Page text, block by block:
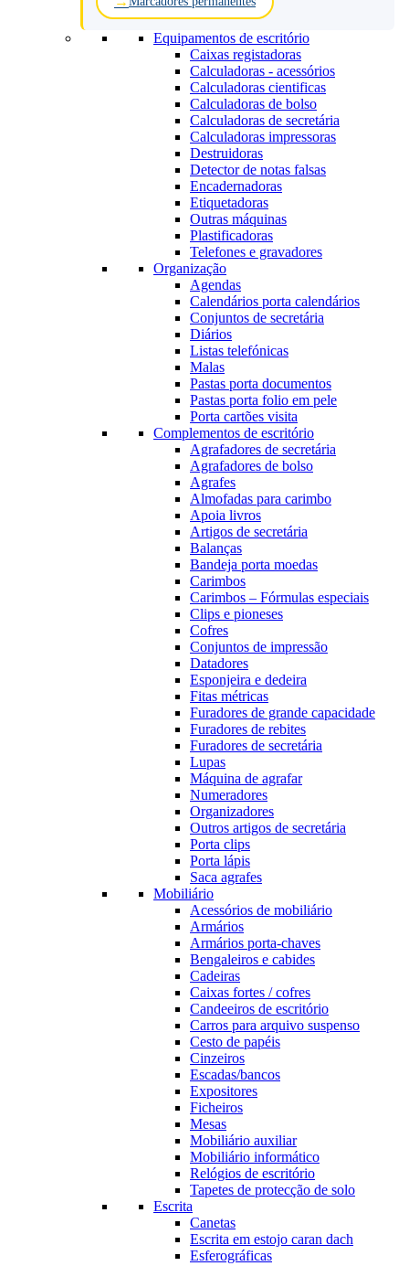
Equipamentos de escritório
Caixas registadoras
Calculadoras - acessórios
Calculadoras cientificas
Calculadoras de bolso
Calculadoras de secretária
Calculadoras impressoras
Destruidoras
Detector de notas falsas
Encadernadoras
Etiquetadoras
Outras máquinas
Plastificadoras
Telefones e gravadores
Organização
Agendas
Calendários porta calendários
Conjuntos de secretária
Diários
Listas telefónicas
Malas
Pastas porta documentos
Pastas porta folio em pele
Porta cartões visita
Complementos de escritório
Agrafadores de secretária
Agrafadores de bolso
Agrafes
Almofadas para carimbo
Apoia livros
Artigos de secretária
Balanças
Bandeja porta moedas
Carimbos
Carimbos – Fórmulas especiais
Clips e pioneses
Cofres
Conjuntos de impressão
Datadores
Esponjeira e dedeira
Fitas métricas
Furadores de grande capacidade
Furadores de rebites
Furadores de secretária
Lupas
Máquina de agrafar
Numeradores
Organizadores
Outros artigos de secretária
Porta clips
Porta lápis
Saca agrafes
Mobiliário
Acessórios de mobiliário
Armários
Armários porta-chaves
Bengaleiros e cabides
Cadeiras
Caixas fortes / cofres
Candeeiros de escritório
Carros para arquivo suspenso
Cesto de papéis
Cinzeiros
Escadas/bancos
Expositores
Ficheiros
Mesas
Mobiliário auxiliar
Mobiliário informático
Relógios de escritório
Tapetes de protecção de solo
Escrita
Canetas
Escrita em estojo caran dach
Esferográficas